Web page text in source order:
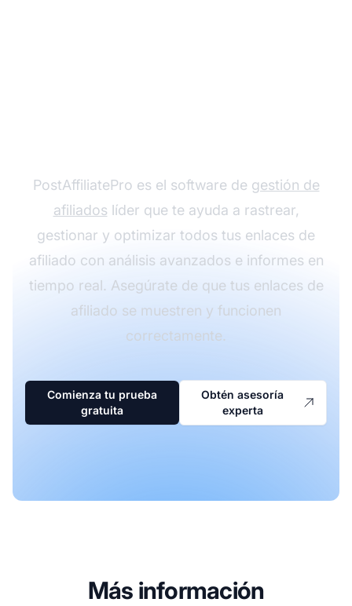
PostAffiliatePro es el software de gestión de
afiliados líder que te ayuda a rastrear,
gestionar y optimizar todos tus enlaces de
afiliado con análisis avanzados e informes en
tiempo real. Asegúrate de que tus enlaces de
afiliado se muestren y funcionen
correctamente.
Comienza tu prueba
gratuita
Obtén asesoría
experta
Más información